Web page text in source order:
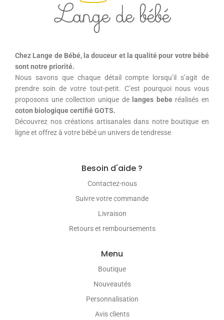
Chez Lange de Bébé, la douceur et la qualité pour votre bébé
sont notre priorité.
Nous savons que chaque détail compte lorsqu’il s’agit de
prendre soin de votre tout-petit. C’est pourquoi nous vous
proposons une collection unique de langes beberéalisés en
coton biologique certifié GOTS.
Découvrez nos créations artisanales dans notre boutique en
ligne et offrez à votre bébé un univers de tendresse
Besoin d'aide ?
Contactez-nous
Suivre votre commande
Livraison
Retours et remboursements
Menu
Boutique
Nouveautés
Personnalisation
Avis clients